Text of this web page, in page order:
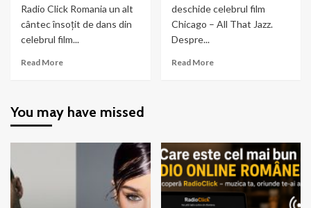
Radio Click Romania un alt
cântec însoțit de dans din
celebrul film...
Read MoreRead
–
deschide celebrul film
Chicago – All That Jazz.
Despre...
Read MoreRead
Jazz
You may have missed